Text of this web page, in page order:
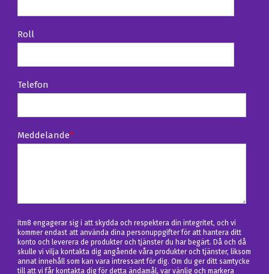
Roll
Telefon
Meddelande*
itm8 engagerar sig i att skydda och respektera din integritet, och vi
kommer endast att använda dina personuppgifter för att hantera ditt
konto och leverera de produkter och tjänster du har begärt. Då och då
skulle vi vilja kontakta dig angående våra produkter och tjänster, liksom
annat innehåll som kan vara intressant för dig. Om du ger ditt samtycke
till att vi får kontakta dig för detta ändamål, var vänlig och markera